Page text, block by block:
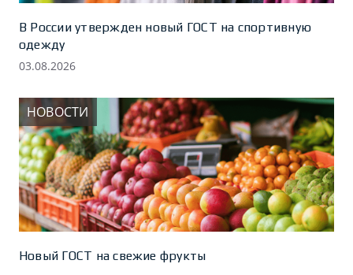
В России утвержден новый ГОСТ на спортивную
одежду
03.08.2026
НОВОСТИ
Новый ГОСТ на свежие фрукты